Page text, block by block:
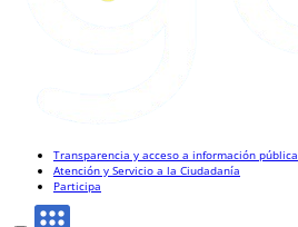
Transparencia y acceso a información pública
Atención y Servicio a la Ciudadanía
Participa